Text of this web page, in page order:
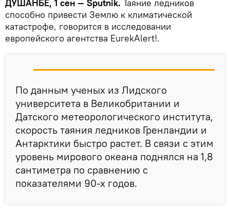
ДУШАНБЕ, 1 сен — Sputnik. Таяние ледников
способно привести Землю к климатической
катастрофе, говорится в исследовании
европейского агентства EurekAlert!.
По данным ученых из Лидского
университета в Великобритании и
Датского метеорологического института,
скорость таяния ледников Гренландии и
Антарктики быстро растет. В связи с этим
уровень мирового океана поднялся на 1,8
сантиметра по сравнению с
показателями 90-х годов.